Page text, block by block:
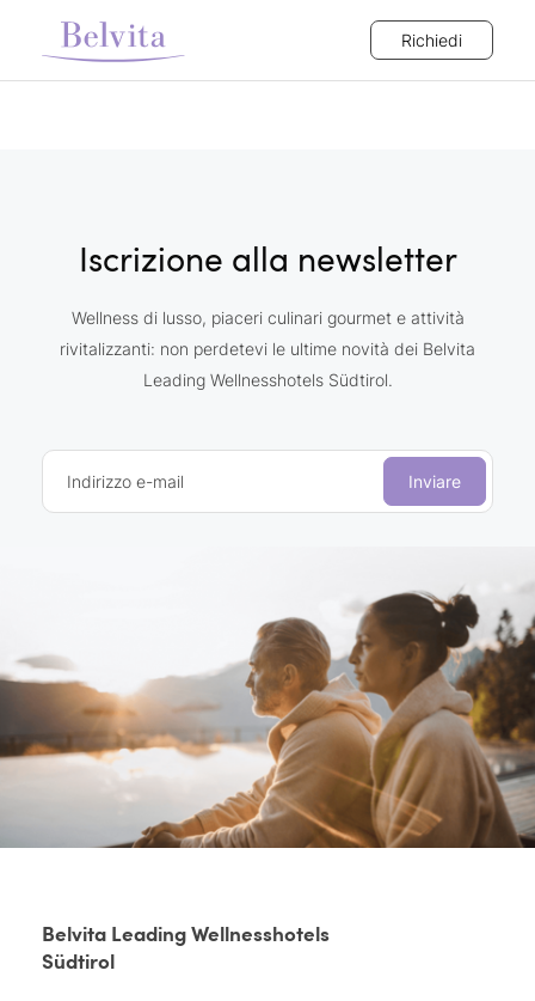
Richiedi
Iscrizione alla newsletter
Wellness di lusso, piaceri culinari gourmet e attività
rivitalizzanti: non perdetevi le ultime novità dei Belvita
Leading Wellnesshotels Südtirol.
Indirizzo e-mail Inviare
Belvita Leading Wellnesshotels
Südtirol